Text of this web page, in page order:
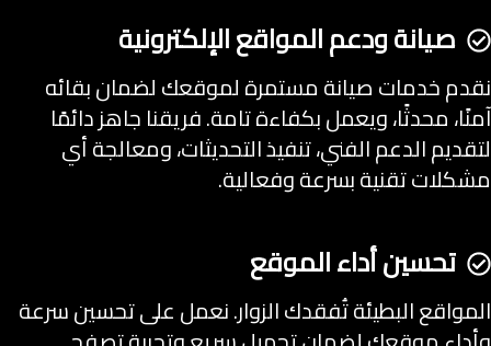
صيانة ودعم المواقع الإلكترونية
نقدم خدمات صيانة مستمرة لموقعك لضمان بقائه
آمنًا، محدثًا، ويعمل بكفاءة تامة. فريقنا جاهز دائمًا
لتقديم الدعم الفني، تنفيذ التحديثات، ومعالجة أي
مشكلات تقنية بسرعة وفعالية.
تحسين أداء الموقع
المواقع البطيئة تُفقدك الزوار. نعمل على تحسين سرعة